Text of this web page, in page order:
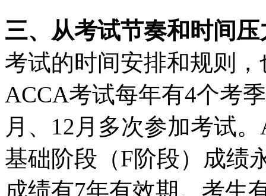
三、从考试节奏和时间
考试的时间安排和规则
ACCA考试每年有4个考
月、12月多次参加考试
基础阶段（F阶段）成绩
成绩有7年有效期。考生